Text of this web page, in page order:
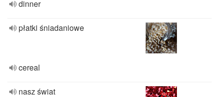
dinner
płatki śniadaniowe
cereal
nasz świat